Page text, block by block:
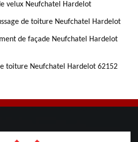
velux Neufchatel Hardelot
de toiture Neufchatel Hardelot
de façade Neufchatel Hardelot
toiture Neufchatel Hardelot 62152